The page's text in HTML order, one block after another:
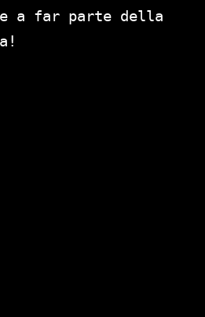
a far parte della